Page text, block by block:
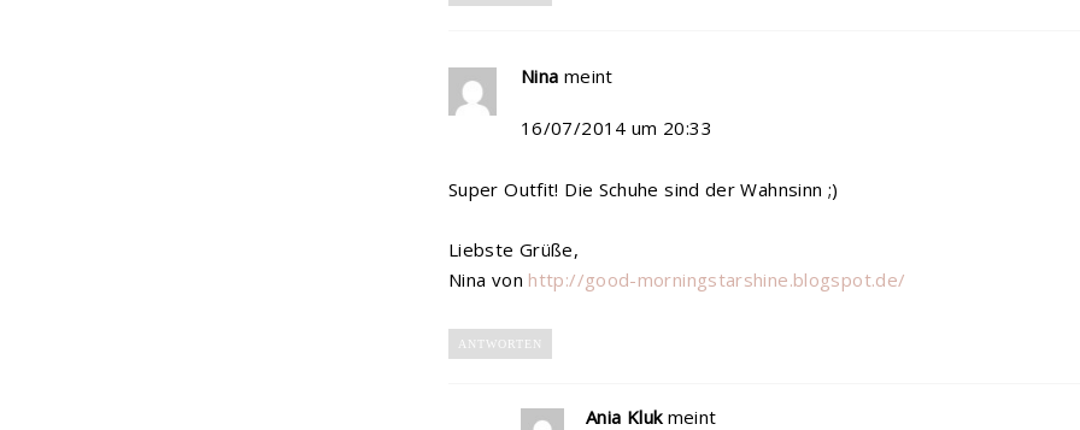
Nina meint
16/07/2014 um 20:33
Super Outfit! Die Schuhe sind der Wahnsinn ;)
Liebste Grüße,
Nina von http://good-morningstarshine.blogspot.de/
ANTWORTEN
Ania Kluk meint